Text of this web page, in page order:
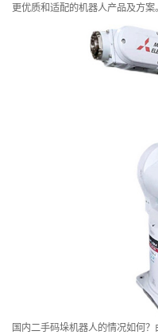
更优质和适配的机器人产品及方案。
国内二手码垛机器人的情况如何